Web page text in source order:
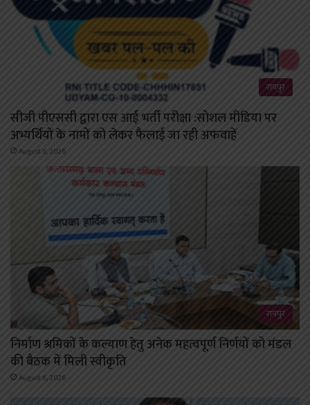
रायपुर
सीजी पीएससी द्वारा एस आई भर्ती परीक्षा :सोशल मीडिया पर
अभ्यर्थियों के नामों को लेकर फैलाई जा रही अफवाहें
August 6, 2026
रायपुर
निर्माण श्रमिकों के कल्याण हेतु अनेक महत्वपूर्ण निर्णयों को मंडल
की बैठक में मिली स्वीकृति
August 6, 2026